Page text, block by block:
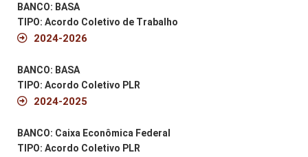
BANCO: BASA
TIPO: Acordo Coletivo de Trabalho
2024-2026
BANCO: BASA
TIPO: Acordo Coletivo PLR
2024-2025
BANCO: Caixa Econômica Federal
TIPO: Acordo Coletivo PLR